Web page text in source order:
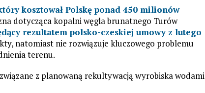
kosztował Polskę ponad 450 milionów
dotycząca kopalni węgla brunatnego Turów
rezultatem polsko-czeskiej umowy z lutego
natomiast nie rozwiązuje kluczowego problemu
terenu.
z planowaną rekultywacją wyrobiska wodami